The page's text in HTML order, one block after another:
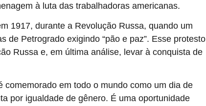
à luta das trabalhadoras americanas.
1917, durante a Revolução Russa, quando um
de Petrogrado exigindo “pão e paz”. Esse protesto
Russa e, em última análise, levar à conquista de
em todo o mundo como um dia de
por igualdade de gênero. É uma oportunidade